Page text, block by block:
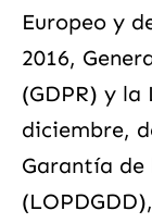
Europeo y
2016,
(GDPR) y la
diciembre,
Garantía de